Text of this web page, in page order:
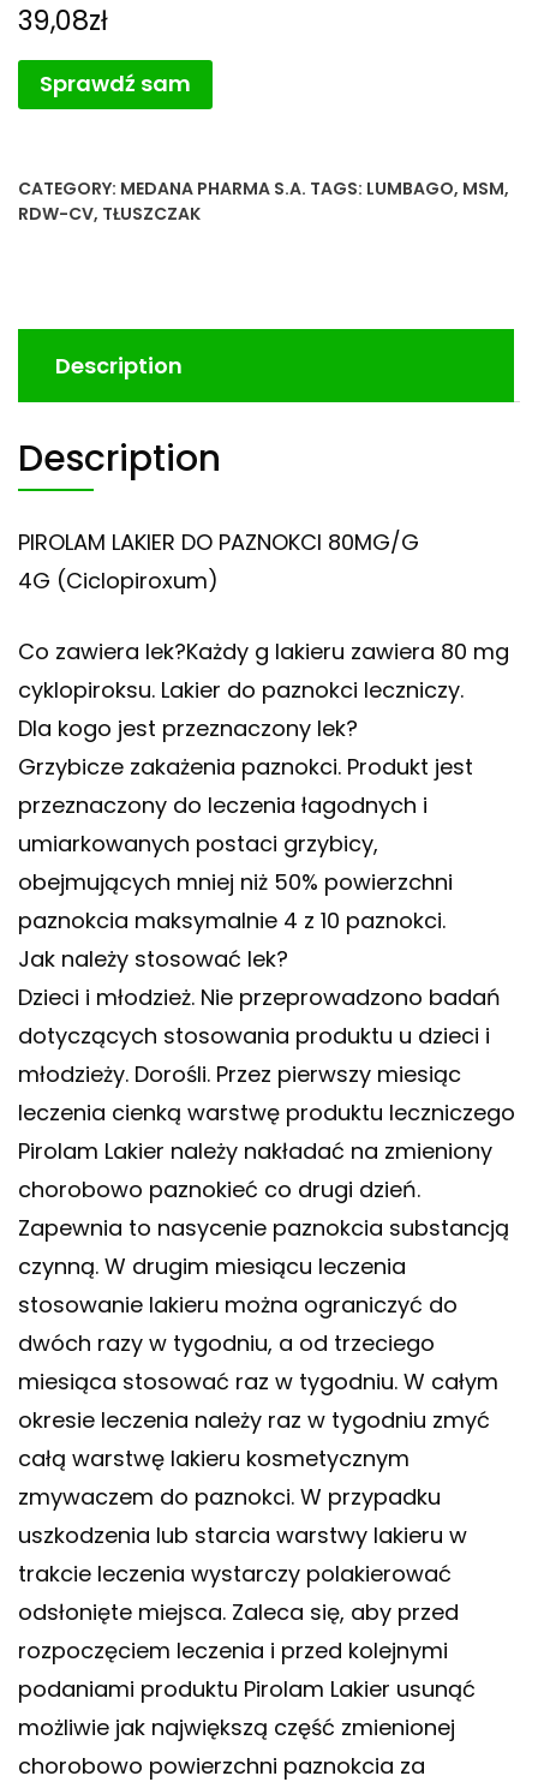
39,08zł
Sprawdź sam
CATEGORY: MEDANA PHARMA S.A. TAGS: LUMBAGO, MSM,
RDW-CV, TŁUSZCZAK
Description
Description
PIROLAM LAKIER DO PAZNOKCI 80MG/G
4G (Ciclopiroxum)
Co zawiera lek?Każdy g lakieru zawiera 80 mg
cyklopiroksu. Lakier do paznokci leczniczy.
Dla kogo jest przeznaczony lek?
Grzybicze zakażenia paznokci. Produkt jest
przeznaczony do leczenia łagodnych i
umiarkowanych postaci grzybicy,
obejmujących mniej niż 50% powierzchni
paznokcia maksymalnie 4 z 10 paznokci.
Jak należy stosować lek?
Dzieci i młodzież. Nie przeprowadzono badań
dotyczących stosowania produktu u dzieci i
młodzieży. Dorośli. Przez pierwszy miesiąc
leczenia cienką warstwę produktu leczniczego
Pirolam Lakier należy nakładać na zmieniony
chorobowo paznokieć co drugi dzień.
Zapewnia to nasycenie paznokcia substancją
czynną. W drugim miesiącu leczenia
stosowanie lakieru można ograniczyć do
dwóch razy w tygodniu, a od trzeciego
miesiąca stosować raz w tygodniu. W całym
okresie leczenia należy raz w tygodniu zmyć
całą warstwę lakieru kosmetycznym
zmywaczem do paznokci. W przypadku
uszkodzenia lub starcia warstwy lakieru w
trakcie leczenia wystarczy polakierować
odsłonięte miejsca. Zaleca się, aby przed
rozpoczęciem leczenia i przed kolejnymi
podaniami produktu Pirolam Lakier usunąć
możliwie jak największą część zmienionej
chorobowo powierzchni paznokcia za